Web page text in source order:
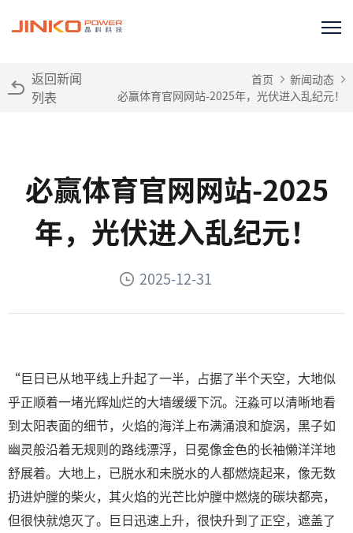
返回新闻
列表
首页
新闻动态
必赢体育官网网站-2025年，光伏进入乱纪元！
必赢体育官网网站-2025
年，光伏进入乱纪元！
2025-12-31
“巨日已从地平线上升起了一半，占据了半个天空，大地似
乎正顺着一堵光辉灿烂的大墙缓缓下沉。汪淼可以清晰地看
到太阳表面的细节，火焰的海洋上布满涌浪和旋涡，黑子如
幽灵般沿着无规则的路线漂浮，日冕像金色的长袖懒洋洋地
舒展着。大地上，已脱水和未脱水的人都燃烧起来，像无数
扔进炉膛的柴火，其火焰的光芒比炉膛中燃烧的碳块都亮，
但很快就熄灭了。巨日迅速上升，很快升到了正空，遮盖了